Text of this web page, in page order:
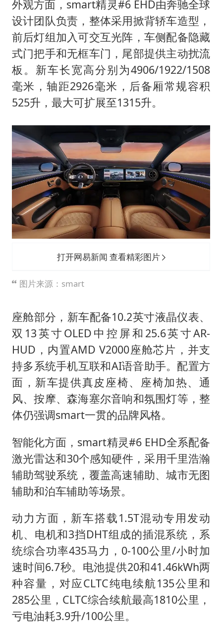
外观方面，smart精灵#6 EHD由奔驰全球
设计团队负责，整体采用掀背轿车造型，
前后灯组加入可交互光阵，车侧配备隐藏
式门把手和无框车门，尾部提供主动扰流
板。新车长宽高分别为4906/1922/1508
毫米，轴距2926毫米，后备厢常规容积
525升，最大可扩展至1315升。
打开网易新闻 查看精彩图片
图片来源：smart
座舱部分，新车配备10.2英寸液晶仪表、
双13英寸OLED中控屏和25.6英寸AR-
HUD，内置AMD V2000座舱芯片，并支
持多系统手机互联和AI语音助手。配置方
面，新车提供真皮座椅、座椅加热、通
风、按摩、森海塞尔音响和氛围灯等，整
体仍强调smart一贯的品牌风格。
智能化方面，smart精灵#6 EHD全系配备
激光雷达和30个感知硬件，采用千里浩瀚
辅助驾驶系统，覆盖高速辅助、城市无图
辅助和泊车辅助等场景。
动力方面，新车搭载1.5T混动专用发动
机、电机和3挡DHT组成的插混系统，系
统综合功率435马力，0-100公里/小时加
速时间6.7秒。电池提供20和41.46kWh两
种容量，对应CLTC纯电续航135公里和
285公里，CLTC综合续航最高1810公里，
亏电油耗3.9升/100公里。